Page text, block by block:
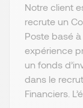
Notre client
recrute un
Poste basé
expérience
un fonds
dans le
Financiers.